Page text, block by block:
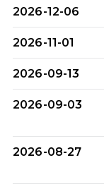
2026-12-06
2026-11-01
2026-09-13
2026-09-03
2026-08-27